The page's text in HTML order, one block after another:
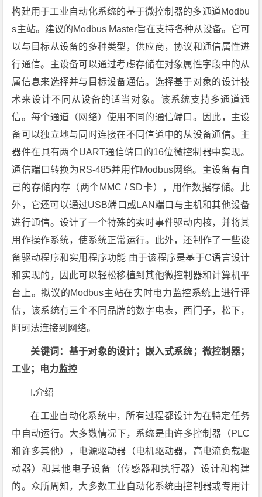
构建用于工业自动化系统的基于微控制器的多通道Modbu
s主站。建议的Modbus Master旨在支持各种从设备。它可
以与目标从设备的多种类型，供应商，协议和通信属性进
行通信。主设备可以通过考虑存储在对象属性字段中的从
属信息来选择并与目标设备通信。选择基于对象的设计技
术来设计不同从设备的适当对象。该系统支持多通道通
信。每个通道（网络）使用不同的通信端口。因此，主设
备可以独立地与同时连接在不同信道中的从设备通信。主
器件在具有两个UART通信端口的16位微控制器中实现。
通信端口转换为RS-485并用作Modbus网络。主设备有自
己的存储内存（两个MMC / SD卡），用作数据存储。此
外，它还可以通过USB端口或LAN端口与主机和其他设备
进行通信。设计了一个特殊的实时事件驱动内核，并将其
用作操作系统，使系统正常运行。此外，还制作了一些设
备驱动程序和实用程序功能 由于该程序是基于C语言设计
和实现的，因此可以轻松移植到其他微控制器和计算机平
台上。拟议的Modbus主站在实时电力监控系统上进行评
估，该系统有三个不同品牌的数字电表，西门子，松下，
阿珂法连接到网络。
关键词：基于对象的设计；嵌入式系统；微控制器；
工业；电力监控
I.介绍
在工业自动化系统中，所有过程都设计为在特定任务
中自动运行。大多数情况下，系统是由许多控制器（PLC
和许多其他），电源驱动器（电机驱动器，高电流负载驱
动器）和其他电子设备（传感器和执行器）设计和构建
的。众所周知，大多数工业自动化系统由控制器或专用计